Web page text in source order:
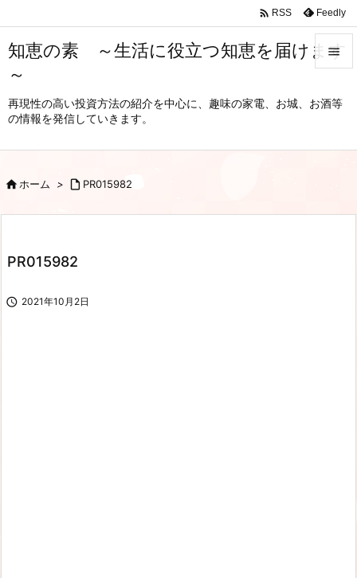
知恵の素 ～生活に役立つ知恵を届けます
～
再現性の高い投資方法の紹介を中心に、趣味の家電、お城、お酒等
の情報を発信していきます。

メニュ
 RSS Feedly
ホーム >  PR015982
PR015982
 2021年10月2日